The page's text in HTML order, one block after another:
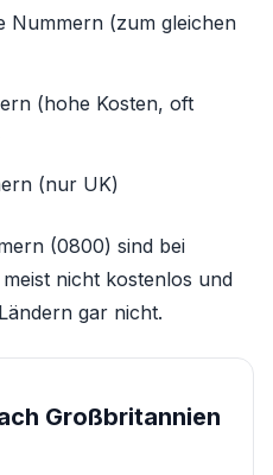
Nummern (zum gleichen
(hohe Kosten, oft
(nur UK)
(0800) sind bei
nicht kostenlos und
gar nicht.
Großbritannien